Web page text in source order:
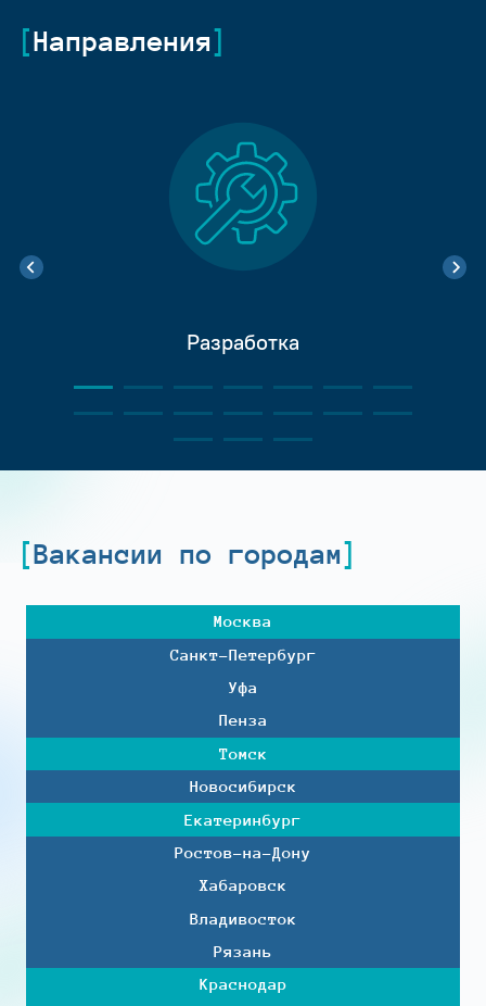
Направления
Разработка
Вакансии по городам
Москва
Санкт-Петербург
Уфа
Пенза
Томск
Новосибирск
Екатеринбург
Ростов-на-Дону
Хабаровск
Владивосток
Рязань
Краснодар